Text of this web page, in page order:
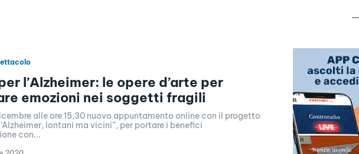
l’Alzheimer: le opere d’arte per
emozioni nei soggetti fragili
alle ore 15,30 nuovo appuntamento online con il progetto
lontani ma vicini”, per portare i benefici
con...